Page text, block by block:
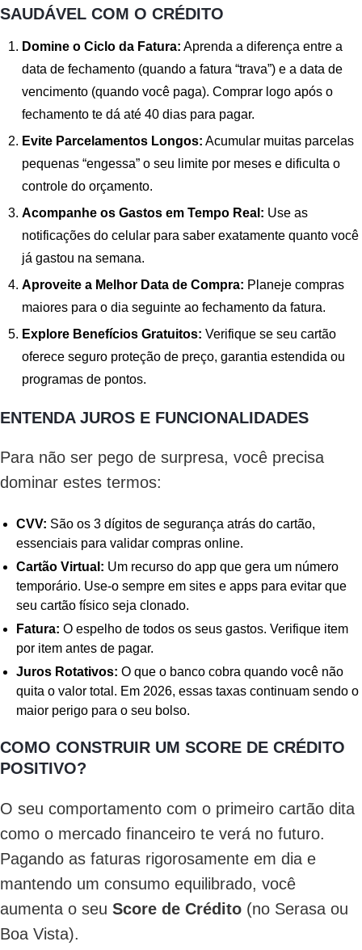
SAUDÁVEL COM O CRÉDITO
Domine o Ciclo da Fatura: Aprenda a diferença entre a
data de fechamento (quando a fatura “trava”) e a data de
vencimento (quando você paga). Comprar logo após o
fechamento te dá até 40 dias para pagar.
Evite Parcelamentos Longos: Acumular muitas parcelas
pequenas “engessa” o seu limite por meses e dificulta o
controle do orçamento.
Acompanhe os Gastos em Tempo Real: Use as
notificações do celular para saber exatamente quanto você
já gastou na semana.
Aproveite a Melhor Data de Compra: Planeje compras
maiores para o dia seguinte ao fechamento da fatura.
Explore Benefícios Gratuitos: Verifique se seu cartão
oferece seguro proteção de preço, garantia estendida ou
programas de pontos.
ENTENDA JUROS E FUNCIONALIDADES
Para não ser pego de surpresa, você precisa
dominar estes termos:
CVV: São os 3 dígitos de segurança atrás do cartão,
essenciais para validar compras online.
Cartão Virtual: Um recurso do app que gera um número
temporário. Use-o sempre em sites e apps para evitar que
seu cartão físico seja clonado.
Fatura: O espelho de todos os seus gastos. Verifique item
por item antes de pagar.
Juros Rotativos: O que o banco cobra quando você não
quita o valor total. Em 2026, essas taxas continuam sendo o
maior perigo para o seu bolso.
COMO CONSTRUIR UM SCORE DE CRÉDITO
POSITIVO?
O seu comportamento com o primeiro cartão dita
como o mercado financeiro te verá no futuro.
Pagando as faturas rigorosamente em dia e
mantendo um consumo equilibrado, você
aumenta o seu Score de Crédito (no Serasa ou
Boa Vista).